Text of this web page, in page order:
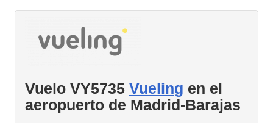
Vuelo VY5735 Vueling en el
aeropuerto de Madrid-Barajas